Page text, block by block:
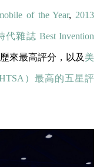
of the Year, 2013
代雜誌 Best Invention
歷來最高評分，以及 美
）最高的五星評